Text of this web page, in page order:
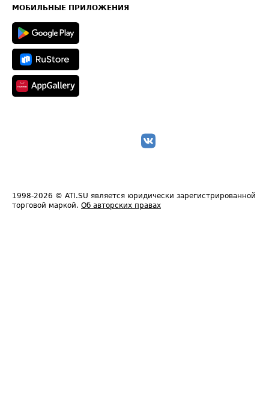
Техническая информация
МОБИЛЬНЫЕ ПРИЛОЖЕНИЯ
1998-2026 © ATI.SU является юридически зарегистрированной
торговой маркой. Об авторских правах